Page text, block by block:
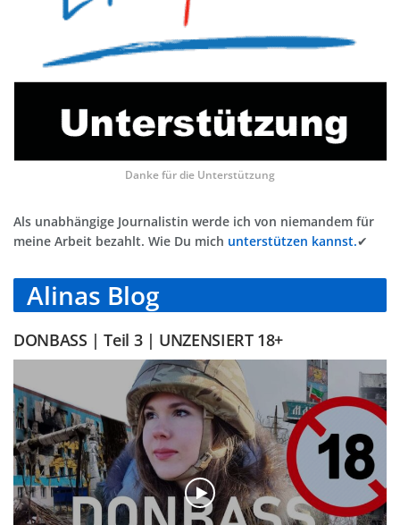
Danke für die Unterstützung
Als unabhängige Journalistin werde ich von niemandem für
meine Arbeit bezahlt. Wie Du mich unterstützen kannst.✔
Alinas Blog
DONBASS | Teil 3 | UNZENSIERT 18+